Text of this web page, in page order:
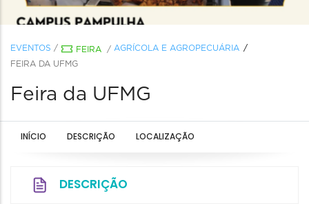
EVENTOS / FEIRA / AGRÍCOLA E AGROPECUÁRIA
FEIRA DA UFMG
Feira da UFMG
INÍCIO DESCRIÇÃO LOCALIZAÇÃO
DESCRIÇÃO